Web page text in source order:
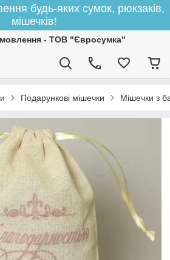
будь-яких сумок, рюкзаків,
мішечків!
- ТОВ "Євросумка"
Подарункові мішечки Мішечки з